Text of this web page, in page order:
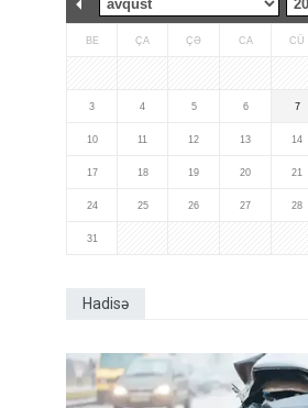
BE ÇA ÇƏ CA CÜ
3 4 5 6 7
10 11 12 13 14
17 18 19 20 21
24 25 26 27 28
31
Hadisə